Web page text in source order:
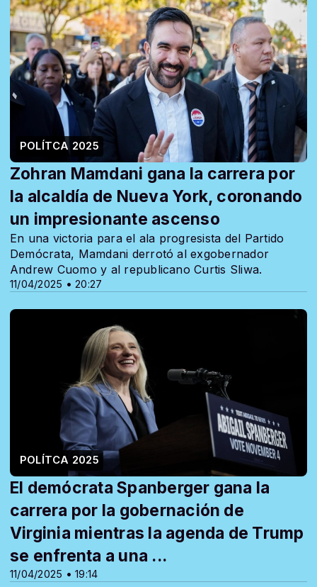
POLÍTCA 2025
11/04/2025 • 20:27
Zohran Mamdani gana la carrera por
la alcaldía de Nueva York, coronando
un impresionante ascenso
En una victoria para el ala progresista del Partido
Demócrata, Mamdani derrotó al exgobernador
Andrew Cuomo y al republicano Curtis Sliwa.
POLÍTCA 2025
11/04/2025 • 19:14
El demócrata Spanberger gana la
carrera por la gobernación de
Virginia mientras la agenda de Trump
se enfrenta a una ...